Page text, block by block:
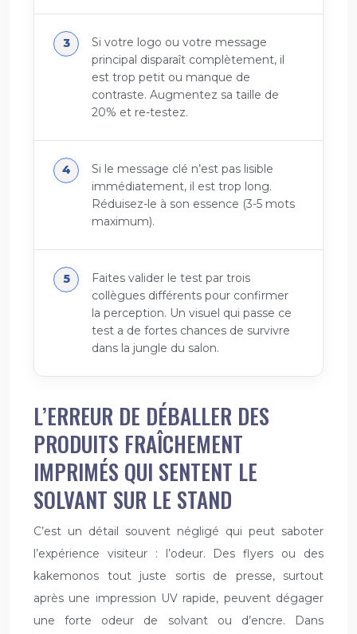
Si votre logo ou votre message
principal disparaît complètement, il
est trop petit ou manque de
contraste. Augmentez sa taille de
20% et re-testez.
Si le message clé n’est pas lisible
immédiatement, il est trop long.
Réduisez-le à son essence (3-5 mots
maximum).
Faites valider le test par trois
collègues différents pour confirmer
la perception. Un visuel qui passe ce
test a de fortes chances de survivre
dans la jungle du salon.
L’ERREUR DE DÉBALLER DES
PRODUITS FRAÎCHEMENT
IMPRIMÉS QUI SENTENT LE
SOLVANT SUR LE STAND
C’est un détail souvent négligé qui peut saboter
l’expérience visiteur : l’odeur. Des flyers ou des
kakemonos tout juste sortis de presse, surtout
après une impression UV rapide, peuvent dégager
une forte odeur de solvant ou d’encre. Dans